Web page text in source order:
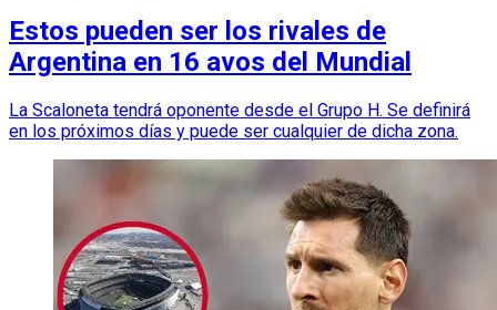
Estos pueden ser los rivales de
Argentina en 16 avos del Mundial
La Scaloneta tendrá oponente desde el Grupo H. Se definirá
en los próximos días y puede ser cualquier de dicha zona.